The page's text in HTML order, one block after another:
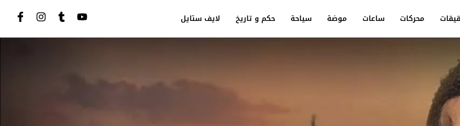
لايف ستايل حكم و تاريخ سياحة موضة ساعات محركات